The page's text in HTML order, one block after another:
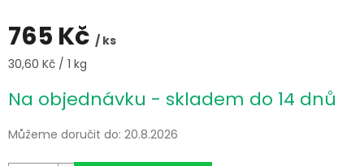
765 Kč / ks
Měrná
30,60 Kč / 1 kg
Na objednávku - skladem do 14 dnů
Můžeme doručit do: 20.8.2026